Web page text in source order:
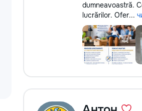
dumneavoastră.
lucrărilor. Ofer...